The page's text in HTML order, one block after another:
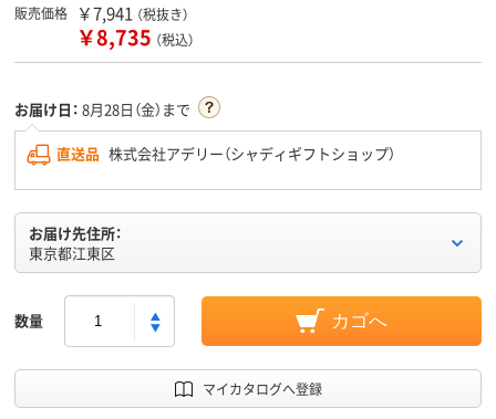
販売価格 ￥7,941 （税抜き）
￥8,735 （税込）
お届け日： 8月28日（金）まで
直送品 株式会社アデリー（シャディギフトショップ）
お届け先住所：
東京都江東区
数量 カゴへ
マイカタログへ登録